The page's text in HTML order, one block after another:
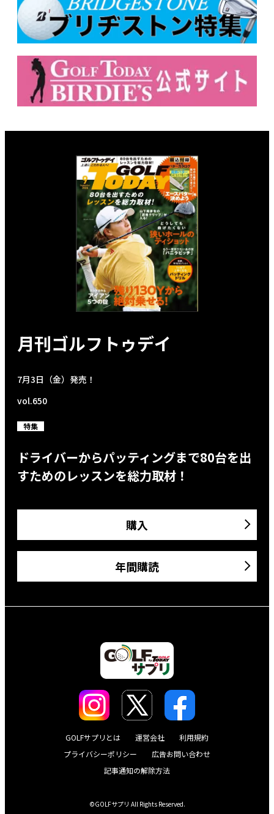
月刊ゴルフトゥデイ
7月3日（金）発売！
vol.650
特集
ドライバーからパッティングまで80台を出
すためのレッスンを総力取材！
購入
年間購読
GOLFサプリとは 運営会社
利用規約
プライバシーポリシー
広告お問い合わせ
記事通知の解除方法
©GOLFサプリ All Rights Reserved.